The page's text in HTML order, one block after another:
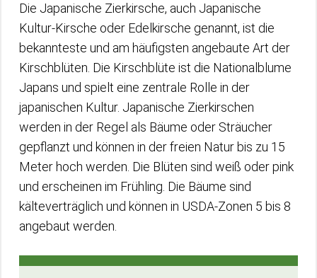
Die Japanische Zierkirsche, auch Japanische
Kultur-Kirsche oder Edelkirsche genannt, ist die
bekannteste und am häufigsten angebaute Art der
Kirschblüten. Die Kirschblüte ist die Nationalblume
Japans und spielt eine zentrale Rolle in der
japanischen Kultur. Japanische Zierkirschen
werden in der Regel als Bäume oder Sträucher
gepflanzt und können in der freien Natur bis zu 15
Meter hoch werden. Die Blüten sind weiß oder pink
und erscheinen im Frühling. Die Bäume sind
kälteverträglich und können in USDA-Zonen 5 bis 8
angebaut werden.